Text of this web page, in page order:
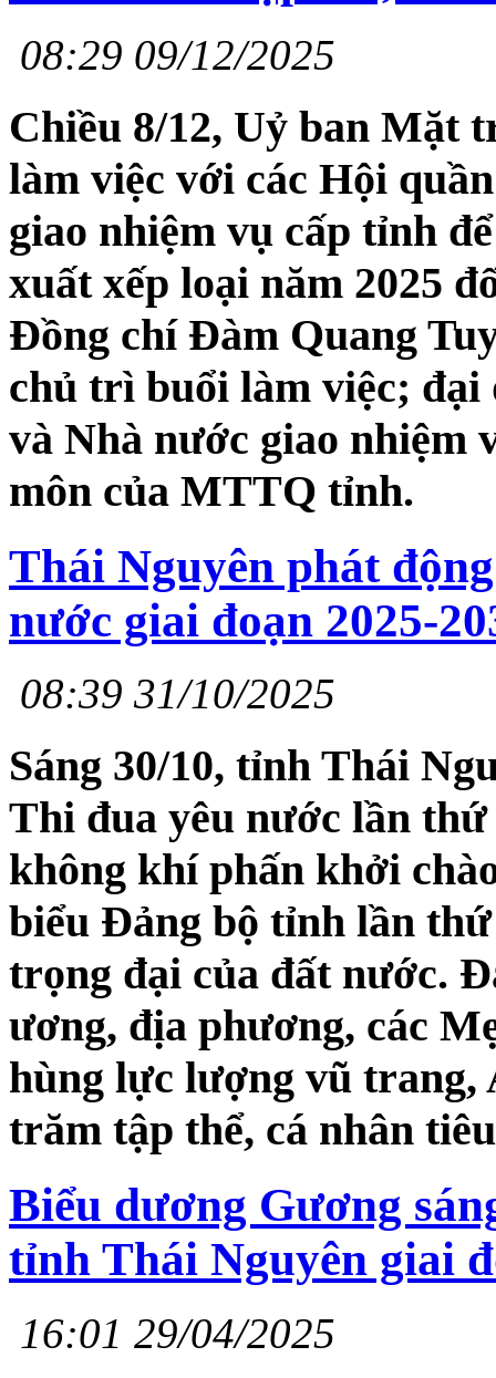
08:29 09/12/2025
Chiều 8/12, Uỷ ban Mặt
làm việc với các Hội
giao nhiệm vụ cấp tỉnh
xuất xếp loại năm 2025
Đồng chí Đàm Quang
chủ trì buổi làm việc; đại
và Nhà nước giao nhiệm
môn của MTTQ tỉnh.
Thái Nguyên phát
nước giai đoạn 2025-
08:39 31/10/2025
Sáng 30/10, tỉnh Thái
Thi đua yêu nước lần
không khí phấn khởi
biểu Đảng bộ tỉnh lần
trọng đại của đất nước.
ương, địa phương, các
hùng lực lượng vũ trang,
trăm tập thể, cá nhân
Biểu dương Gương
tỉnh Thái Nguyên giai
16:01 29/04/2025